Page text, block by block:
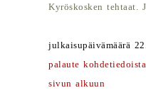
Kyröskosken tehtaat.
julkaisupäivämäärä
palaute kohdetiedoista
sivun alkuun